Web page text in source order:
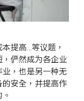
提高…等议题，
俨然成为各企业
，也是另一种无
安全，并提高作